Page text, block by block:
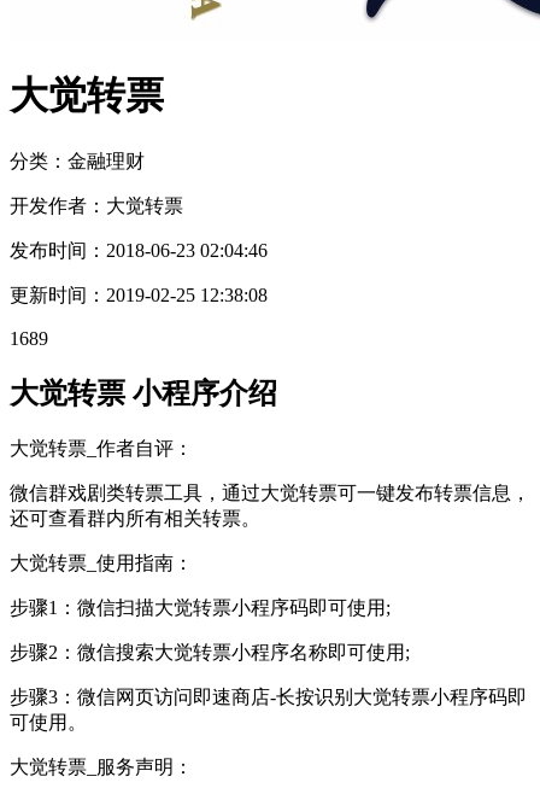
大觉转票
分类：金融理财
开发作者： 大觉转票
发布时间： 2018-06-23 02:04:46
更新时间： 2019-02-25 12:38:08
1689
大觉转票 小程序介绍
大觉转票_作者自评：
微信群戏剧类转票工具，通过大觉转票可一键发布转票信息，
还可查看群内所有相关转票。
大觉转票_使用指南：
步骤1：微信扫描大觉转票小程序码即可使用;
步骤2：微信搜索大觉转票小程序名称即可使用;
步骤3：微信网页访问即速商店-长按识别大觉转票小程序码即
可使用。
大觉转票_服务声明：